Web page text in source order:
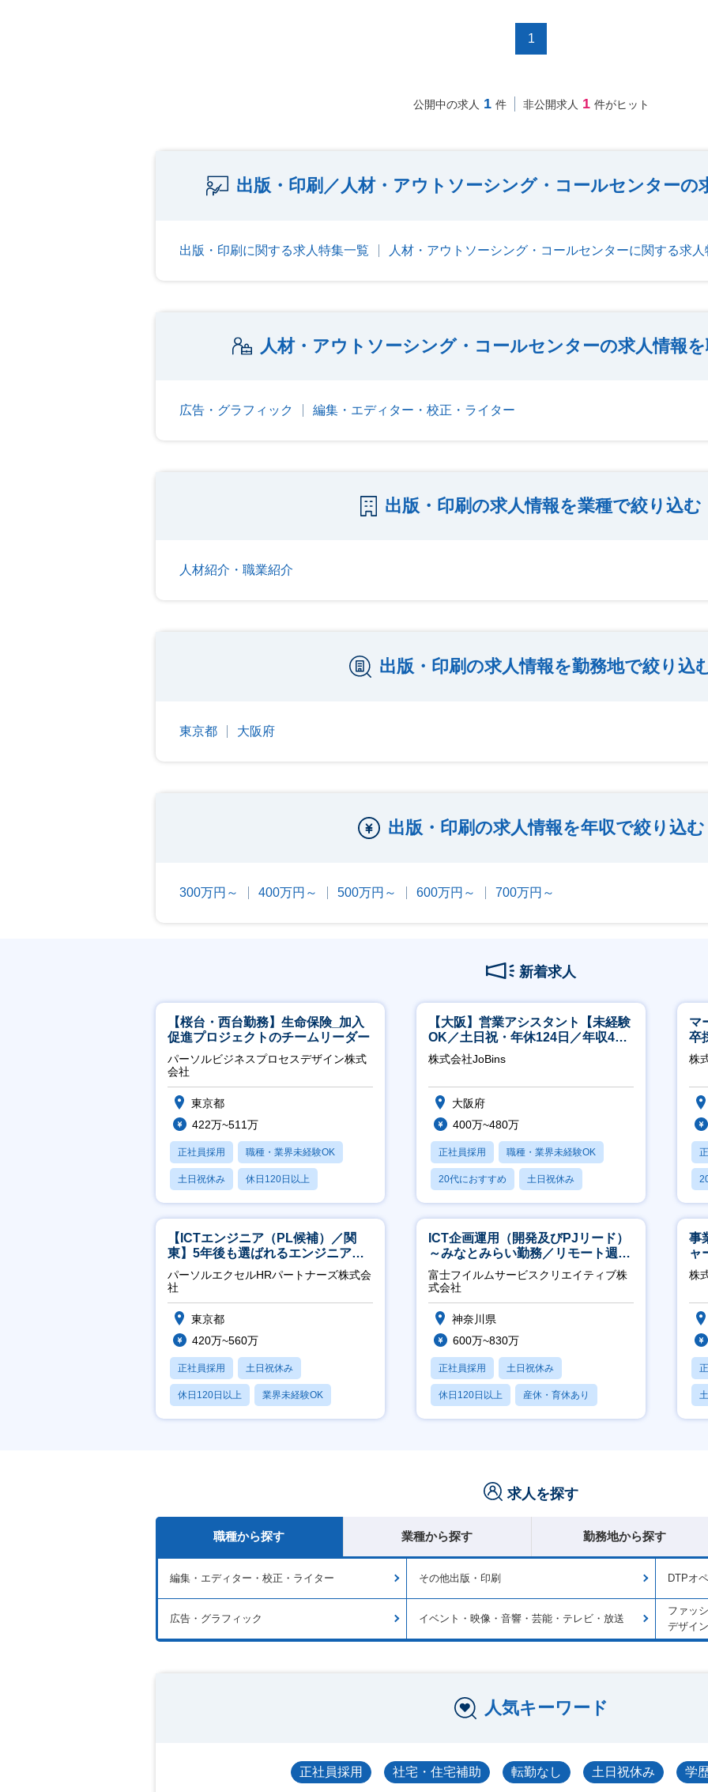
1
公開中の求人 1 件 非公開求人 1 件がヒット
出版・印刷／人材・アウトソーシング・コールセンターの
出版・印刷に関する求人特集一覧 人材・アウトソーシング・コールセンターに関する求
人材・アウトソーシング・コールセンターの求人情報
広告・グラフィック 編集・エディター・校正・ライター
出版・印刷の求人情報を業種で絞り込む
人材紹介・職業紹介
出版・印刷の求人情報を勤務地で絞り込
東京都 大阪府
出版・印刷の求人情報を年収で絞り込む
300万円～ 400万円～ 500万円～ 600万円～ 700万円～
新着求人
【桜台・西台勤務】生命保険_加入
促進プロジェクトのチームリーダー
パーソルビジネスプロセスデザイン株式
会社
東京都
422万~511万
正社員採用 職種・業界未経験OK
土日祝休み 休日120日以上
産休・育休あり
【大阪】営業アシスタント【未経験
OK／土日祝・年休124日／年収400
万～／転勤なし】
株式会社JoBins
大阪府
400万~480万
正社員採用 職種・業界未経験OK
20代におすすめ 土日祝休み
休日120日以上
マ
卒
ー
実
株
【ICTエンジニア（PL候補）／関
東】5年後も選ばれるエンジニアへ
／チーム運営・体制構築
パーソルエクセルHRパートナーズ株式会
社
東京都
420万~560万
正社員採用 土日祝休み
休日120日以上 業界未経験OK
月残業20時間以内
ICT企画運用（開発及びPJリード）
～みなとみらい勤務／リモート週
2OK／業務改善～
富士フイルムサービスクリエイティブ株
式会社
神奈川県
600万~830万
正社員採用 土日祝休み
休日120日以上 産休・育休あり
月残業20時間以内
事
ャ
株
求人を探す
職種から探す 業種から探す 勤務地から探す
編集・エディター・校正・ライター その他出版・印刷 DTPオ
広告・グラフィック イベント・映像・音響・芸能・テレビ・放送
ファッ
デザイン
人気キーワード
正社員採用 社宅・住宅補助 転勤なし 土日祝休み 学